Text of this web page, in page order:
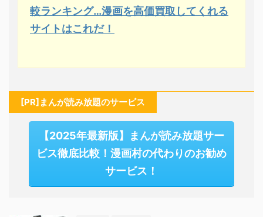
較ランキング…漫画を高価買取してくれる
サイトはこれだ！
[PR]まんが読み放題のサービス
【2025年最新版】まんが読み放題サー
ビス徹底比較！漫画村の代わりのお勧め
サービス！